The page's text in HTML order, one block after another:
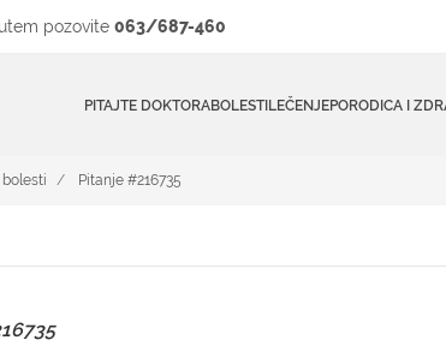
pozovite 063/687-460
PITAJTE DOKTORABOLESTILEČENJEPORODICA I
Pitanje #216735